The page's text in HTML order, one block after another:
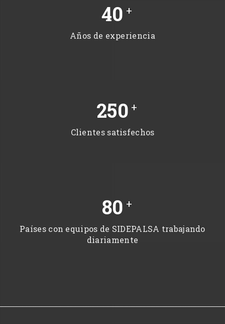
40 +
Años de experiencia
250 +
Clientes satisfechos
80 +
Países con equipos de SIDEPALSA trabajando
diariamente